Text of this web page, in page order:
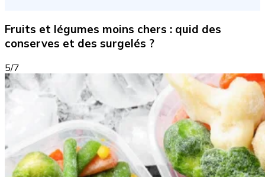
Fruits et légumes moins chers : quid des
conserves et des surgelés ?
5/7